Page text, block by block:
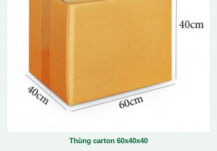
Thùng carton 60x40x40